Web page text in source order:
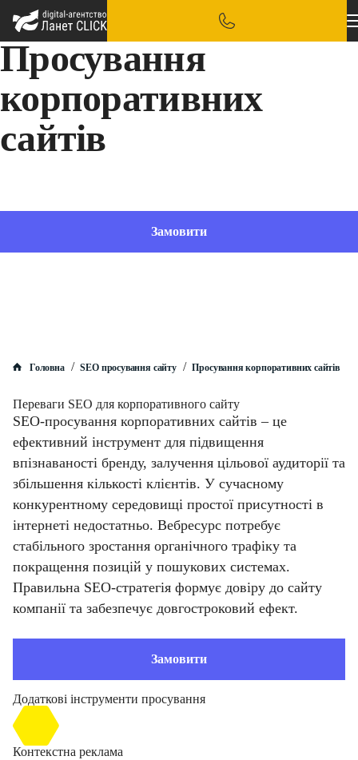
Просування
корпоративних
сайтів
Замовити
Головна / SEO просування сайту / Просування корпоративних сайтів
Переваги SEO для корпоративного сайту
SEO-просування корпоративних сайтів – це
ефективний інструмент для підвищення
впізнаваності бренду, залучення цільової аудиторії та
збільшення кількості клієнтів. У сучасному
конкурентному середовищі простої присутності в
інтернеті недостатньо. Вебресурс потребує
стабільного зростання органічного трафіку та
покращення позицій у пошукових системах.
Правильна SEO-стратегія формує довіру до сайту
компанії та забезпечує довгостроковий ефект.
Замовити
Додаткові інструменти просування
Контекстна реклама